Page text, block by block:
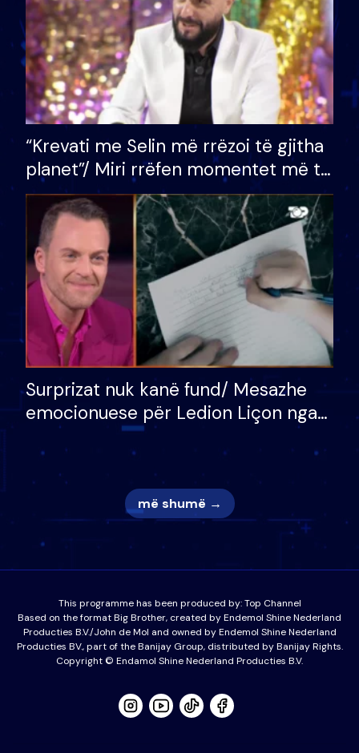
“Krevati me Selin më rrëzoi të gjitha
planet”/ Miri rrëfen momentet më të
bukura në shtëpinë e BB VIP: Do më
mungojë zilja e mëngjesit kur…
Surprizat nuk kanë fund/ Mesazhe
emocionuese për Ledion Liçon nga
nëna dhe fëmijët e tij, moderatori
nuk i mban dot lotët: Nuk meritoj…
më shumë →
This programme has been produced by:Top Channel
Based on the format Big Brother, created by Endemol Shine Nederland
Producties B.V./John de Mol and owned by Endemol Shine Nederland
Producties BV., part of the Banijay Group, distributed by Banijay Rights.
Copyright © Endamol Shine Nederland Producties B.V.